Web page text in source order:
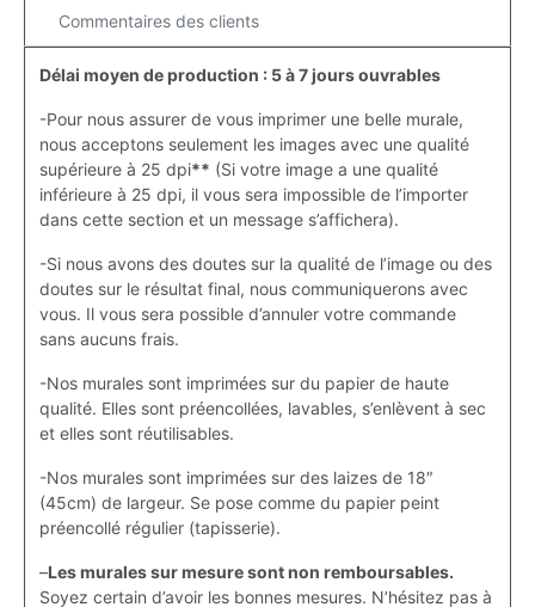
Commentaires des clients
Délai moyen de production : 5 à 7 jours ouvrables
-Pour nous assurer de vous imprimer une belle murale,
nous acceptons seulement les images avec une qualité
supérieure à 25 dpi** (Si votre image a une qualité
inférieure à 25 dpi, il vous sera impossible de l’importer
dans cette section et un message s’affichera).
-Si nous avons des doutes sur la qualité de l’image ou des
doutes sur le résultat final, nous communiquerons avec
vous. Il vous sera possible d’annuler votre commande
sans aucuns frais.
-Nos murales sont imprimées sur du papier de haute
qualité. Elles sont préencollées, lavables, s’enlèvent à sec
et elles sont réutilisables.
-Nos murales sont imprimées sur des laizes de 18″
(45cm) de largeur. Se pose comme du papier peint
préencollé régulier (tapisserie).
–Les murales sur mesure sont non remboursables.
Soyez certain d’avoir les bonnes mesures. N’hésitez pas à